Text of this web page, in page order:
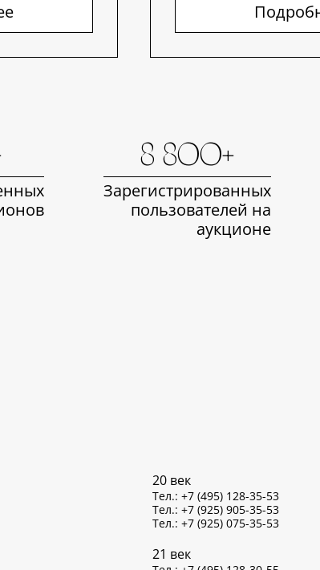
8 800+
Зарегистрированных
пользователей на
аукционе
20 век
Тел.: +7 (495) 128-35-53
Тел.: +7 (925) 905-35-53
Тел.: +7 (925) 075-35-53
21 век